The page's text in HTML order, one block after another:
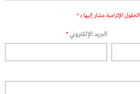
الحقول الإلزامية مشار إليها بـ *
البريد الإلكتروني*